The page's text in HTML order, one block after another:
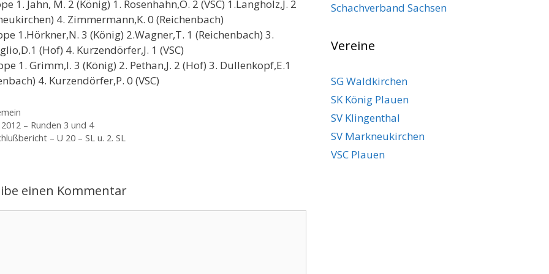
1. Jahn, M. 2 (König) 1. Rosenhahn,O. 2 (VSC) 1.Langholz,J. 2
4. Zimmermann,K. 0 (Reichenbach)
1.Hörkner,N. 3 (König) 2.Wagner,T. 1 (Reichenbach) 3.
(Hof) 4. Kurzendörfer,J. 1 (VSC)
1. Grimm,I. 3 (König) 2. Pethan,J. 2 (Hof) 3. Dullenkopf,E.1
4. Kurzendörfer,P. 0 (VSC)
– Runden 3 und 4
– U 20 – SL u. 2. SL
einen Kommentar
Schachverband Sachsen
Vereine
SG Waldkirchen
SK König Plauen
SV Klingenthal
SV Markneukirchen
VSC Plauen